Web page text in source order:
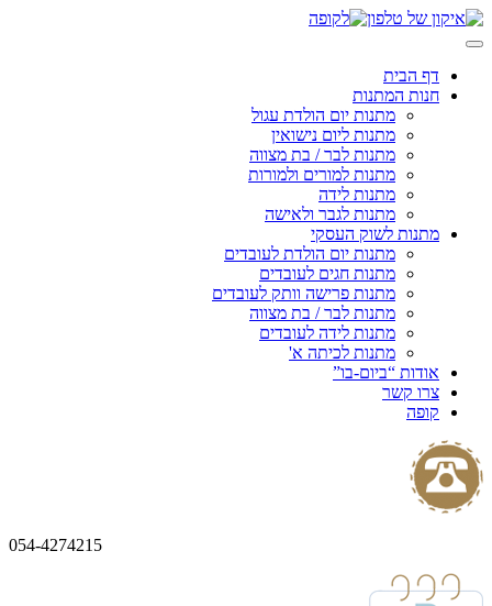
Skip
to
דף הבית
חנות המתנות
מתנות יום הולדת עגול
מתנות ליום נישואין
מתנות לבר / בת מצווה
מתנות למורים ולמורות
מתנות לידה
מתנות לגבר ולאישה
מתנות לשוק העסקי
מתנות יום הולדת לעובדים
מתנות חגים לעובדים
מתנות פרישה וותק לעובדים
מתנות לבר / בת מצווה
מתנות לידה לעובדים
מתנות לכיתה א'
אודות “ביום-בו”
צרו קשר
קופה
054-4274215